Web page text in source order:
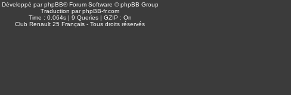
Développé parphpBB® Forum Software © phpBB Group
Traduction parphpBB-fr.com
Time : 0.064s | 9 Queries | GZIP : On
Club Renault 25 Français - Tous droits réservés